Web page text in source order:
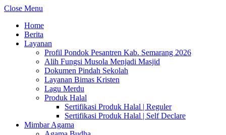
Close Menu
Home
Berita
Layanan
Profil Pondok Pesantren Kab. Semarang 2026
Alih Fungsi Musola Menjadi Masjid
Dokumen Pindah Sekolah
Layanan Bimas Kristen
Lagu Merdu
Produk Halal
Sertifikasi Produk Halal | Reguler
Sertifikasi Produk Halal | Self Declare
Mimbar Agama